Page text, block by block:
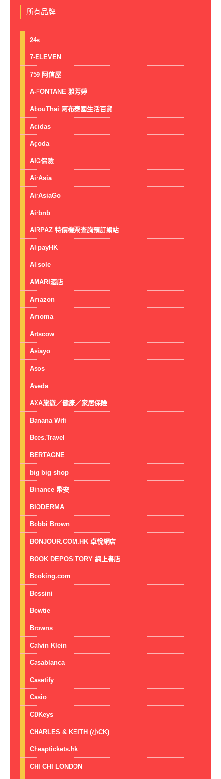
所有品牌
24s
7-ELEVEN
759 阿信屋
A-FONTANE 雅芳婷
AbouThai 阿布泰國生活百貨
Adidas
Agoda
AIG保險
AirAsia
AirAsiaGo
Airbnb
AIRPAZ 特價機票查詢預訂網站
AlipayHK
Allsole
AMARI酒店
Amazon
Amoma
Artscow
Asiayo
Asos
Aveda
AXA旅遊／健康／家居保險
Banana Wifi
Bees.Travel
BERTAGNE
big big shop
Binance 幣安
BIODERMA
Bobbi Brown
BONJOUR.COM.HK 卓悅網店
BOOK DEPOSITORY 網上書店
Booking.com
Bossini
Bowtie
Browns
Calvin Klein
Casablanca
Casetify
Casio
CDKeys
CHARLES & KEITH (小CK)
Cheaptickets.hk
CHI CHI LONDON